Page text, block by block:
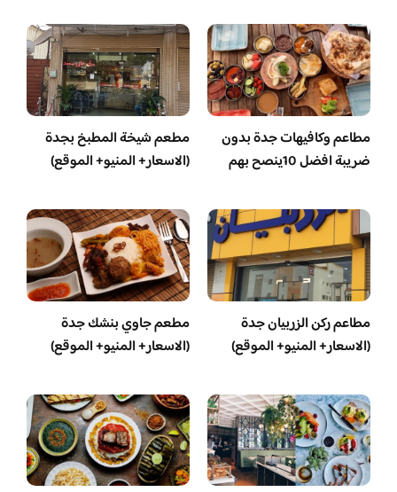
مطاعم وكافيهات جدة بدون
ضريبة افضل 10ينصح بهم
مطعم شيخة المطبخ بجدة
(الاسعار+ المنيو+ الموقع)
مطاعم ركن الزربيان جدة
(الاسعار+ المنيو+ الموقع)
مطعم جاوي بنشك جدة
(الاسعار+ المنيو+ الموقع)